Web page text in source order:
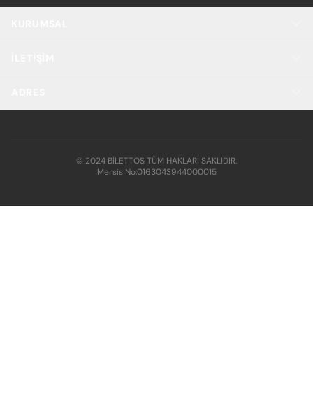
© 2024 BİLETTOS TÜM HAKLARI SAKLIDIR.
Mersis No:0163043944000015